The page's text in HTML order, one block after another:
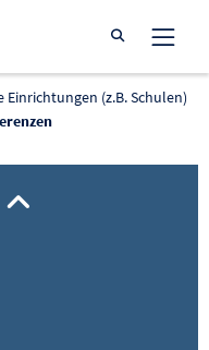
Suche öffnen
(z.B. Schulen)